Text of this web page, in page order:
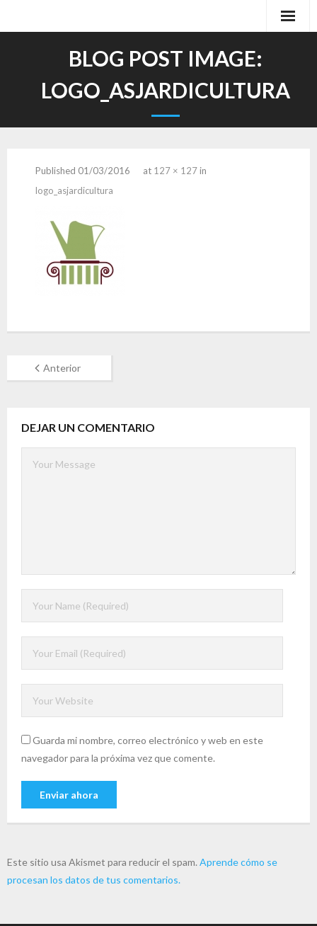
La herramienta
Partners
BLOG POST IMAGE:
LOGO_ASJARDICULTURA
Published 01/03/2016 at 127 × 127in
logo_asjardicultura
Anterior
DEJAR UN COMENTARIO
Guarda mi nombre, correo electrónico y web en este
navegador para la próxima vez que comente.
Este sitio usa Akismet para reducir el spam. Aprende cómo se
procesan los datos de tus comentarios.